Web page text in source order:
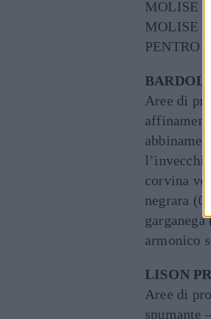
MOLISE
MOLISE
PENTRO
Aree di
corvina
negrara
armonico
LISON
Aree di
spumante